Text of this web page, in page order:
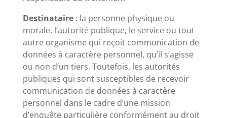
Destinataire: la personne physique ou
morale, l’autorité publique, le service ou tout
autre organisme qui reçoit communication de
données à caractère personnel, qu’il s’agisse
ou non d’un tiers. Toutefois, les autorités
publiques qui sont susceptibles de recevoir
communication de données à caractère
personnel dans le cadre d’une mission
d’enquête particulière conformément au droit